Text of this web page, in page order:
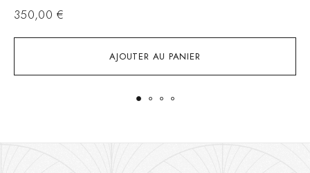
AJOUTER AU PANIER
350,00 €